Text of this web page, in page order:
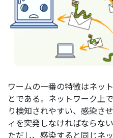
ワームの一番の特徴はネッ
とである。ネットワーク上
り検知されやすい、感染さ
ィを突発しなければならな
ただし、感染すると同じネ